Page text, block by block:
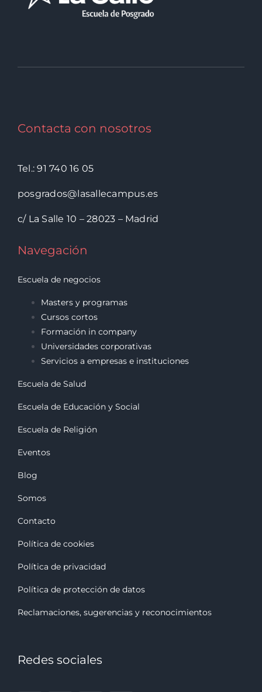
Contacta con nosotros
Tel.: 91 740 16 05
posgrados@lasallecampus.es
c/ La Salle 10 – 28023 – Madrid
Navegación
Escuela de negocios
Masters y programas
Cursos cortos
Formación in company
Universidades corporativas
Servicios a empresas e instituciones
Escuela de Salud
Escuela de Educación y Social
Escuela de Religión
Eventos
Blog
Somos
Contacto
Política de cookies
Política de privacidad
Política de protección de datos
Reclamaciones, sugerencias y reconocimientos
Redes sociales